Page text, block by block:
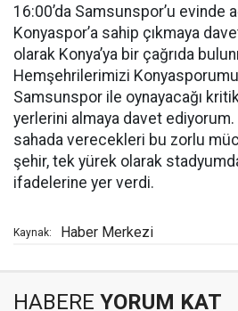
16:00’da Samsunspor’u evinde
Konyaspor’a sahip çıkmaya
olarak Konya’ya bir çağrıda
Hemşehrilerimizi
Samsunspor ile oynayacağı
yerlerini almaya davet ediyorum.
sahada verecekleri bu zorlu
şehir, tek yürek olarak
ifadelerine yer verdi.
Kaynak: Haber Merkezi
HABERE YORUM KAT